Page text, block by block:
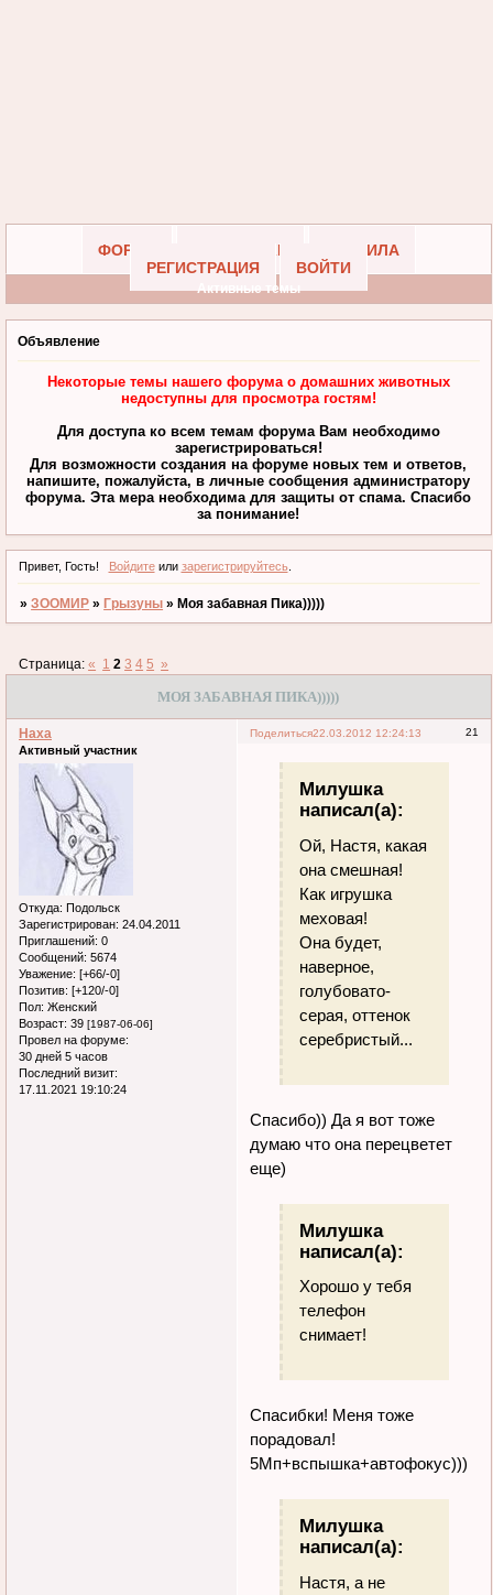
ФОРУМ УЧАСТНИКИ
ПРАВИЛА
РЕГИСТРАЦИЯ
ВОЙТИ
Активные темы
Объявление
Некоторые темы нашего форума о домашних животных
недоступны для просмотра гостям!
Для доступа ко всем темам форума Вам необходимо
зарегистрироваться!
Для возможности создания на форуме новых тем и ответов,
напишите, пожалуйста, в личные сообщения администратору
форума. Эта мера необходима для защиты от спама. Спасибо
за понимание!
Привет, Гость! Войдитеили зарегистрируйтесь.
»ЗООМИР » Грызуны » Моя забавная Пика)))))
МОЯ ЗАБАВНАЯ ПИКА)))))
Страница:« 1 2 3 4 5 »
Поделиться 21
22.03.2012 12:24:13
Наха
Активный участник
Откуда: Подольск
Зарегистрирован: 24.04.2011
Приглашений: 0
Сообщений: 5674
Уважение: [+66/-0]
Позитив: [+120/-0]
Пол: Женский
Возраст: 39 [1987-06-06]
Провел на форуме:
30 дней 5 часов
Последний визит:
17.11.2021 19:10:24
Милушка
написал(а):
Ой, Настя, какая
она смешная!
Как игрушка
меховая!
Она будет,
наверное,
голубовато-
серая, оттенок
серебристый...
Спасибо)) Да я вот тоже
думаю что она перецветет
еще)
Милушка
написал(а):
Хорошо у тебя
телефон
снимает!
Спасибки! Меня тоже
порадовал!
5Мп+вспышка+автофокус)))
Милушка
написал(а):
Настя, а не